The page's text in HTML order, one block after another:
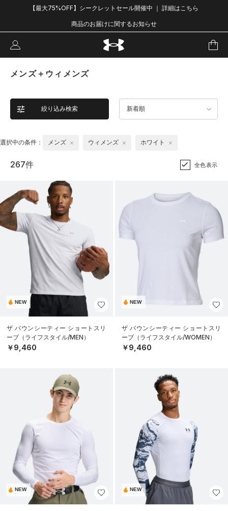
【最大75%OFF】シークレットセール開催中 ｜ 詳細はこちら
商品のお届けに関するお知らせ
メンズ＋ウィメンズ
絞り込み検索 新着順
選択中の条件： メンズ ウィメンズ ホワイト
267件 全色表示
NEW
ザ バウンシーティー ショートスリ
ーブ（ライフスタイル/MEN）
￥9,460
NEW
ザ バウンシーティー ショートスリ
ーブ（ライフスタイル/WOMEN）
￥9,460
NEW NEW